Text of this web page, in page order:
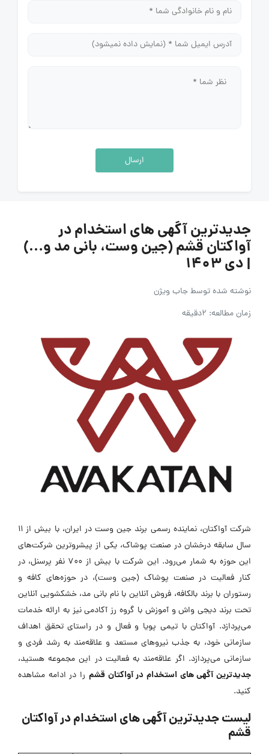
ارسال
جدیدترین آگهی های استخدام در
آواکتان قشم (جین وست، بانی مد و…)
| دی ۱۴۰۳
نوشته شده توسطجاب ویژن
زمان مطالعه: 2دقیقه
شرکت آواکتان، نماینده رسمی برند جین وست در ایران، با بیش از 11
سال سابقه درخشان در صنعت پوشاک، یکی از پیشروترین شرکت‌های
این حوزه به شمار می‌رود. این شرکت با بیش از 700 نفر پرسنل، در
کنار فعالیت در صنعت پوشاک (جین وست)، در حوزه‌های کافه و
رستوران با برند بالکافه، فروش آنلاین با نام بانی مد، خشکشویی آنلاین
تحت برند دیجی واش و آموزش با گروه رز آکادمی نیز به ارائه خدمات
می‌پردازد. آواکتان با تیمی پویا و فعال و در راستای تحقق اهداف
سازمانی خود، به جذب نیروهای مستعد و علاقه‌مند به رشد فردی و
سازمانی می‌پردازد. اگر علاقه‌مند به فعالیت در این مجموعه هستید،
جدیدترین آگهی های استخدام در آواکتان قشم را در ادامه مشاهده
کنید.
لیست جدیدترین آگهی های استخدام در آواکتان
قشم